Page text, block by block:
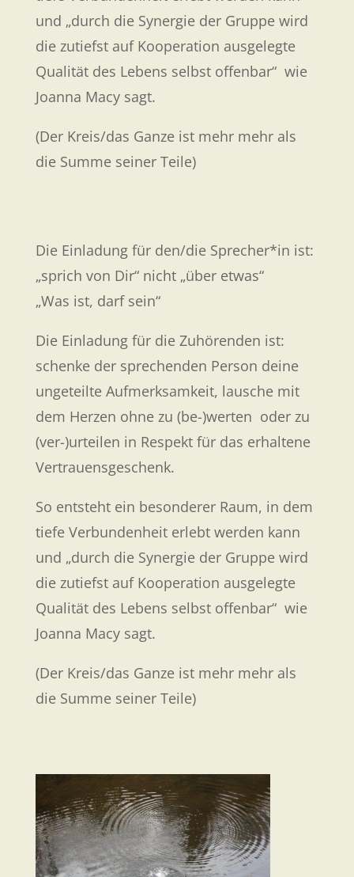
und „durch die Synergie der Gruppe wird
die zutiefst auf Kooperation ausgelegte
Qualität des Lebens selbst offenbar“ wie
Joanna Macy sagt.
(Der Kreis/das Ganze ist mehr mehr als
die Summe seiner Teile)
Die Einladung für den/die Sprecher*in ist:
„sprich von Dir“ nicht „über etwas“
„Was ist, darf sein“
Die Einladung für die Zuhörenden ist:
schenke der sprechenden Person deine
ungeteilte Aufmerksamkeit, lausche mit
dem Herzen ohne zu (be-)werten oder zu
(ver-)urteilen in Respekt für das erhaltene
Vertrauensgeschenk.
So entsteht ein besonderer Raum, in dem
tiefe Verbundenheit erlebt werden kann
und „durch die Synergie der Gruppe wird
die zutiefst auf Kooperation ausgelegte
Qualität des Lebens selbst offenbar“ wie
Joanna Macy sagt.
(Der Kreis/das Ganze ist mehr mehr als
die Summe seiner Teile)